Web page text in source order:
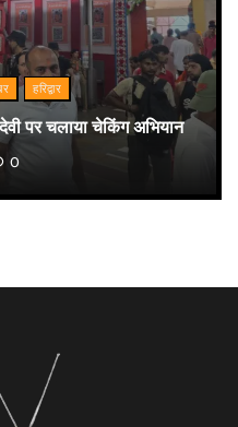
हरिद्वार
पर चलाया चेकिंग अभियान
0